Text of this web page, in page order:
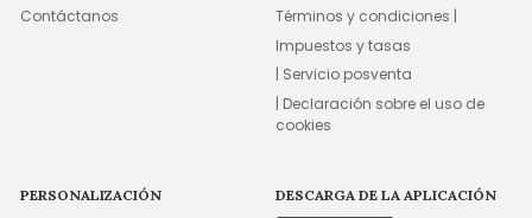
Contáctanos
Términos y condiciones |
Impuestos y tasas
| Servicio posventa
| Declaración sobre el uso de
cookies
PERSONALIZACIÓN DESCARGA DE LA APLICACIÓN